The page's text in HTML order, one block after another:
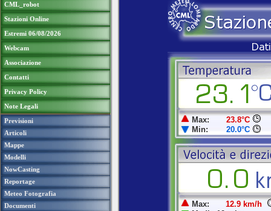
CML_robot
Stazioni Online
Estremi 06/08/2026
Webcam
Associazione
Contatti
Privacy Policy
Note Legali
Previsioni
Articoli
Mappe
Modelli
NowCasting
Reportage
Meteo Fotografia
Documenti